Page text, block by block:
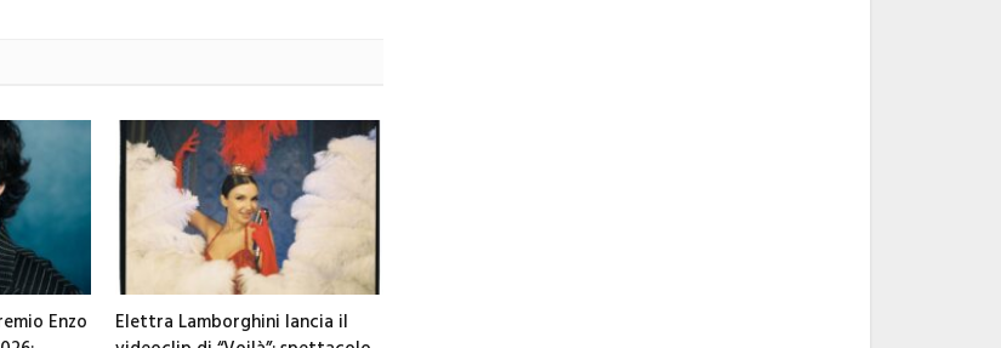
Enzo
Elettra Lamborghini lancia il